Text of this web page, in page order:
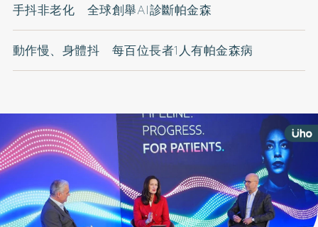
手抖非老化 全球創舉AI診斷帕金森
動作慢、身體抖 每百位長者1人有帕金森病